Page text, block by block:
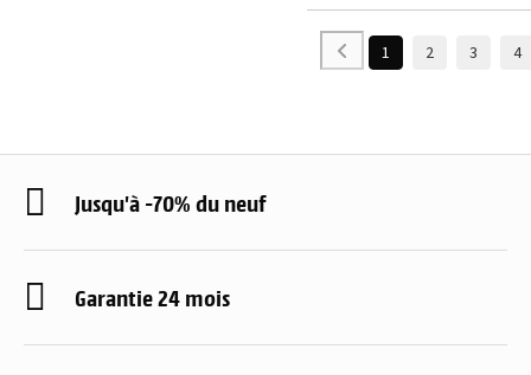
1 2 3 4
Jusqu'à -70% du neuf
Garantie 24 mois